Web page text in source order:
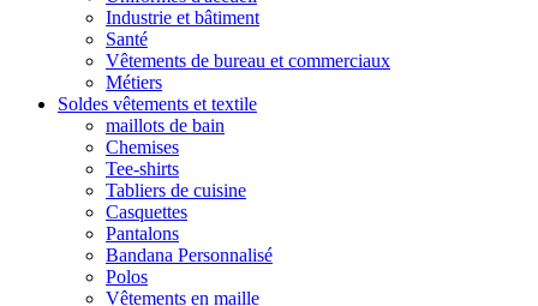
Industrie et bâtiment
Santé
Vêtements de bureau et commerciaux
Métiers
Soldes vêtements et textile
maillots de bain
Chemises
Tee-shirts
Tabliers de cuisine
Casquettes
Pantalons
Bandana Personnalisé
Polos
Vêtements en maille